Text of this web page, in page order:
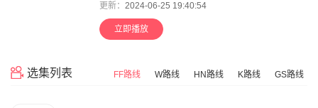
更新： 2024-06-25 19:40:54
立即播放
选集列表 FF路线 W路线 HN路线 K路线 GS路线